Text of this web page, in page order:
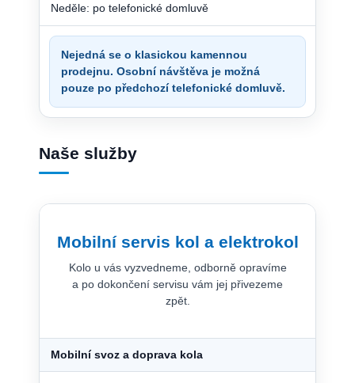
Neděle: po telefonické domluvě
Nejedná se o klasickou kamennou
prodejnu. Osobní návštěva je možná
pouze po předchozí telefonické domluvě.
Naše služby
Mobilní servis kol a elektrokol
Kolo u vás vyzvedneme, odborně opravíme
a po dokončení servisu vám jej přivezeme
zpět.
Mobilní svoz a doprava kola